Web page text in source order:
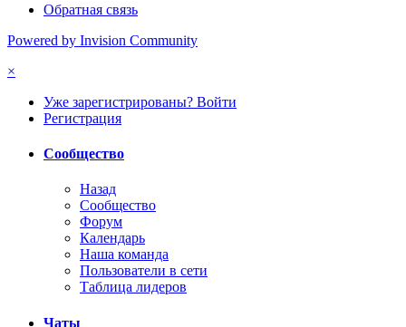
Обратная связь
Powered by Invision Community
×
Уже зарегистрированы? Войти
Регистрация
Сообщество
Назад
Сообщество
Форум
Календарь
Наша команда
Пользователи в сети
Таблица лидеров
Чаты